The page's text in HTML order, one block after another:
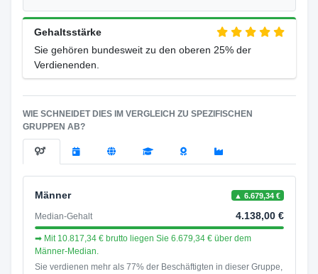
Gehaltsstärke
Sie gehören bundesweit zu den oberen 25% der
Verdienenden.
WIE SCHNEIDET DIES IM VERGLEICH ZU SPEZIFISCHEN
GRUPPEN AB?
Männer ▲ 6.679,34 €
Median-Gehalt 4.138,00 €
➡ Mit 10.817,34 € brutto liegen Sie 6.679,34 € über dem
Männer-Median.
Sie verdienen mehr als 77% der Beschäftigten in dieser Gruppe,